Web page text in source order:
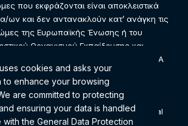
που εκφράζονται είναι αποκλειστικά
ων και δεν αντανακλούν κατ’ ανάγκη τις
της Ευρωπαϊκής Ένωσης ή του
Οργανισμού Εκπαίδευσης και
Ούτε η Ευρωπαϊκή Ένωση ούτε ο EACEA
υπεύθυνοι γι’ αυτές.
© 2024 έχει άδεια χρήσης υπό
Attribution-ShareAlike 4.0 International
cookies and asks your
to enhance your browsing
are committed to protecting
ensuring your data is handled
with the General Data Protection